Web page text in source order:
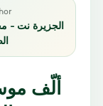
الجزيرة نت -